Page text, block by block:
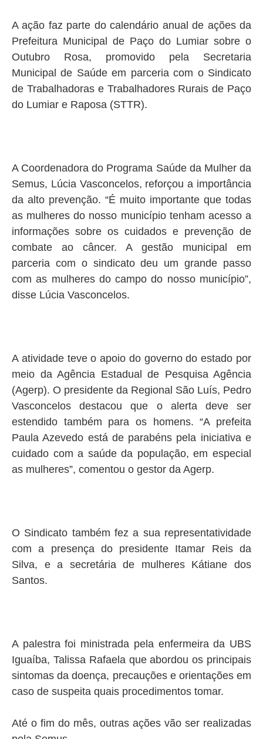
A ação faz parte do calendário anual de ações da
Prefeitura Municipal de Paço do Lumiar sobre o
Outubro Rosa, promovido pela Secretaria
Municipal de Saúde em parceria com o Sindicato
de Trabalhadoras e Trabalhadores Rurais de Paço
do Lumiar e Raposa (STTR).
A Coordenadora do Programa Saúde da Mulher da
Semus, Lúcia Vasconcelos, reforçou a importância
da alto prevenção. “É muito importante que todas
as mulheres do nosso município tenham acesso a
informações sobre os cuidados e prevenção de
combate ao câncer. A gestão municipal em
parceria com o sindicato deu um grande passo
com as mulheres do campo do nosso município”,
disse Lúcia Vasconcelos.
A atividade teve o apoio do governo do estado por
meio da Agência Estadual de Pesquisa Agência
(Agerp). O presidente da Regional São Luís, Pedro
Vasconcelos destacou que o alerta deve ser
estendido também para os homens. “A prefeita
Paula Azevedo está de parabéns pela iniciativa e
cuidado com a saúde da população, em especial
as mulheres”, comentou o gestor da Agerp.
O Sindicato também fez a sua representatividade
com a presença do presidente Itamar Reis da
Silva, e a secretária de mulheres Kátiane dos
Santos.
A palestra foi ministrada pela enfermeira da UBS
Iguaíba, Talissa Rafaela que abordou os principais
sintomas da doença, precauções e orientações em
caso de suspeita quais procedimentos tomar.
Até o fim do mês, outras ações vão ser realizadas